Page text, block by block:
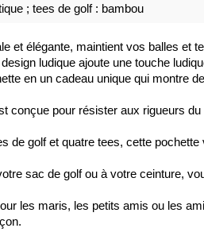
; tees de golf : bambou
et élégante, maintient vos balles et
ludique ajoute une touche
en un cadeau unique qui montre
conçue pour résister aux rigueurs
de golf et quatre tees, cette
sac de golf ou à votre ceinture,
les maris, les petits amis ou les